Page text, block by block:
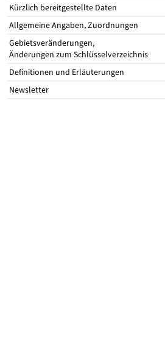
Kürzlich bereitgestellte Daten
Allgemeine Angaben, Zuordnungen
Gebietsveränderungen,
Änderungen zum Schlüsselverzeichnis
Definitionen und Erläuterungen
Newsletter